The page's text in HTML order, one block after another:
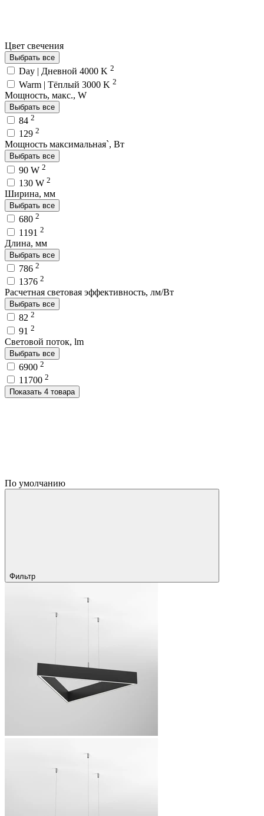
Цвет свечения
Выбрать все
Day | Дневной 4000 K 2
Warm | Тёплый 3000 K 2
Мощность, макс., W
Выбрать все
84 2
129 2
Мощность максимальная`, Вт
Выбрать все
90 W 2
130 W 2
Ширина, мм
Выбрать все
680 2
1191 2
Длина, мм
Выбрать все
786 2
1376 2
Расчетная световая эффективность, лм/Вт
Выбрать все
82 2
91 2
Световой поток, lm
Выбрать все
6900 2
11700 2
Показать 4 товара
По умолчанию
Фильтр